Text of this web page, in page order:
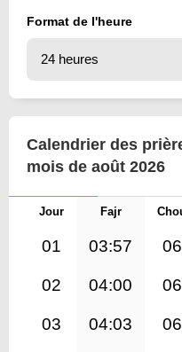
Format de l'heure
Calendrier des
mois de août 2026
Jour Fajr
01 03:57
02 04:00
03 04:03